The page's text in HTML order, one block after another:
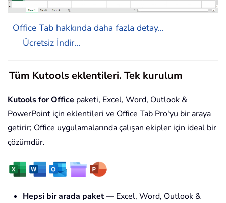
Office Tab hakkında daha fazla detay...
Ücretsiz İndir...
Tüm Kutools eklentileri. Tek kurulum
Kutools for Office paketi, Excel, Word, Outlook &
PowerPoint için eklentileri ve Office Tab Pro'yu bir araya
getirir; Office uygulamalarında çalışan ekipler için ideal bir
çözümdür.
Hepsi bir arada paket— Excel, Word, Outlook &